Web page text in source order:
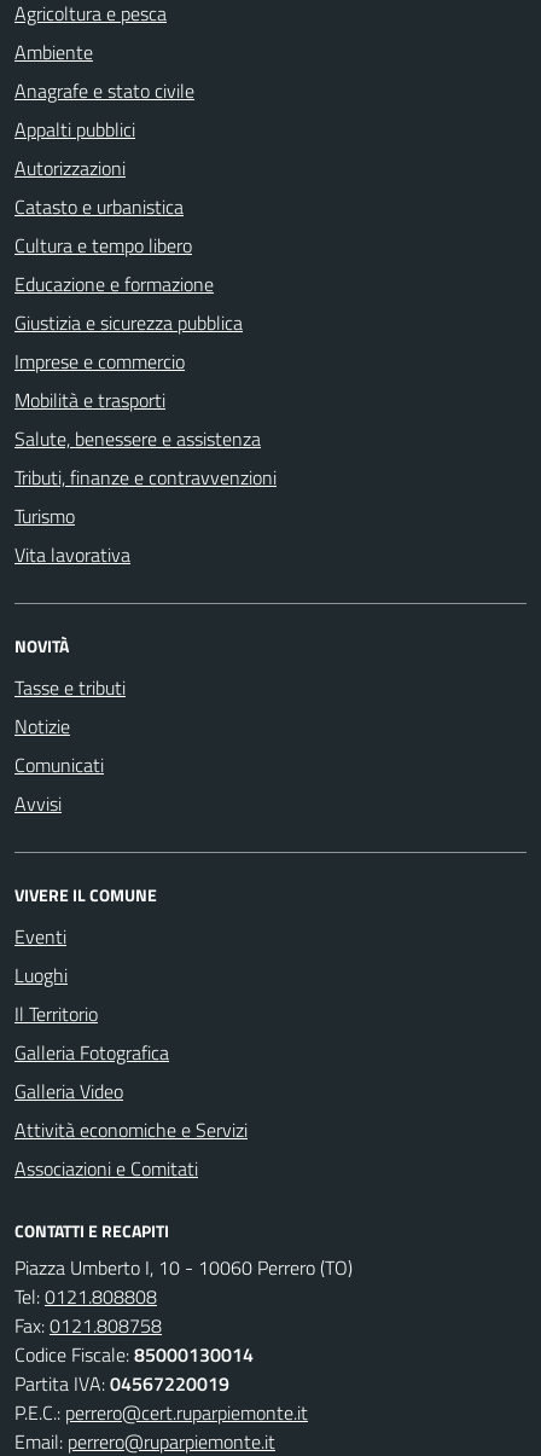
Agricoltura e pesca
Ambiente
Anagrafe e stato civile
Appalti pubblici
Autorizzazioni
Catasto e urbanistica
Cultura e tempo libero
Educazione e formazione
Giustizia e sicurezza pubblica
Imprese e commercio
Mobilità e trasporti
Salute, benessere e assistenza
Tributi, finanze e contravvenzioni
Turismo
Vita lavorativa
NOVITÀ
Tasse e tributi
Notizie
Comunicati
Avvisi
VIVERE IL COMUNE
Eventi
Luoghi
Il Territorio
Galleria Fotografica
Galleria Video
Attività economiche e Servizi
Associazioni e Comitati
CONTATTI E RECAPITI
Piazza Umberto I, 10 - 10060 Perrero (TO)
Tel:0121.808808
Fax:0121.808758
Codice Fiscale:85000130014
Partita IVA:04567220019
P.E.C.: perrero@cert.ruparpiemonte.it
Email: perrero@ruparpiemonte.it